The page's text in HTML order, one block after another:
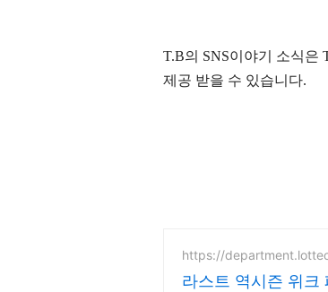
T.B의 SNS이야기 소식은
제공 받을 수 있습니다.
https://
라스트 역시즌 위크